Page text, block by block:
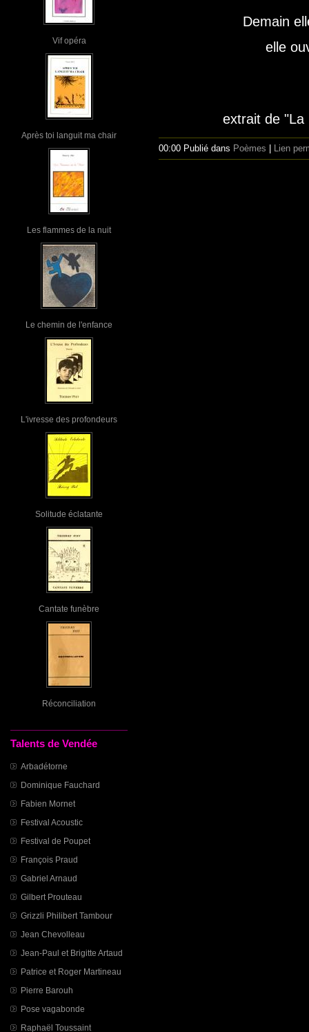
Vif opéra
Après toi languit ma chair
Les flammes de la nuit
Le chemin de l'enfance
L'ivresse des profondeurs
Solitude éclatante
Cantate funèbre
Réconciliation
Talents de Vendée
Arbadétorne
Dominique Fauchard
Fabien Mornet
Festival Acoustic
Festival de Poupet
François Praud
Gabriel Arnaud
Gilbert Prouteau
Grizzli Philibert Tambour
Jean Chevolleau
Jean-Paul et Brigitte Artaud
Patrice et Roger Martineau
Pierre Barouh
Pose vagabonde
Raphaël Toussaint
Demain
elle
extrait de "La
00:00 Publié dans Poèmes Lien